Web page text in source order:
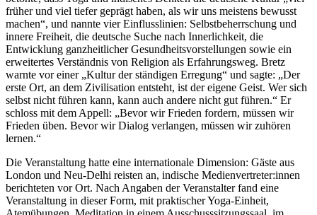
früher und viel tiefer geprägt haben, als wir uns meistens bewusst
machen“, und nannte vier Einflusslinien: Selbstbeherrschung und
innere Freiheit, die deutsche Suche nach Innerlichkeit, die
Entwicklung ganzheitlicher Gesundheitsvorstellungen sowie ein
erweitertes Verständnis von Religion als Erfahrungsweg. Bretz
warnte vor einer „Kultur der ständigen Erregung“ und sagte: „Der
erste Ort, an dem Zivilisation entsteht, ist der eigene Geist. Wer sich
selbst nicht führen kann, kann auch andere nicht gut führen.“ Er
schloss mit dem Appell: „Bevor wir Frieden fordern, müssen wir
Frieden üben. Bevor wir Dialog verlangen, müssen wir zuhören
lernen.“
Die Veranstaltung hatte eine internationale Dimension: Gäste aus
London und Neu-Delhi reisten an, indische Medienvertreter:innen
berichteten vor Ort. Nach Angaben der Veranstalter fand eine
Veranstaltung in dieser Form, mit praktischer Yoga-Einheit,